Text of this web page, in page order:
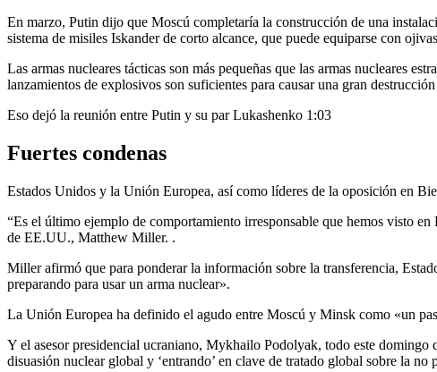
En marzo, Putin dijo que Moscú completaría la construcción de una
sistema de misiles Iskander de corto alcance, que puede equiparse con
Las armas nucleares tácticas son más pequeñas que las armas nucleares
lanzamientos de explosivos son suficientes para causar una gran
Eso dejó la reunión entre Putin y su par Lukashenko 1:03
Fuertes condenas
Estados Unidos y la Unión Europea, así como líderes de la oposición en
“Es el último ejemplo de comportamiento irresponsable que hemos visto
de EE.UU., Matthew Miller. .
Miller afirmó que para ponderar la información sobre la transferencia,
preparando para usar un arma nuclear».
La Unión Europea ha definido el agudo entre Moscú y Minsk como «un
Y el asesor presidencial ucraniano, Mykhailo Podolyak, todo este domingo
disuasión nuclear global y ‘entrando’ en clave de tratado global sobre la no